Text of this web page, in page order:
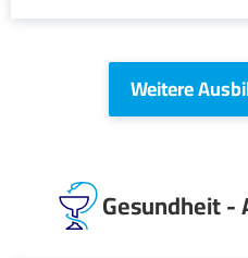
Weitere
Gesundheit -